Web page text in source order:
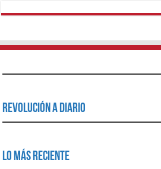
Revolución a Diario
Lo Más Reciente